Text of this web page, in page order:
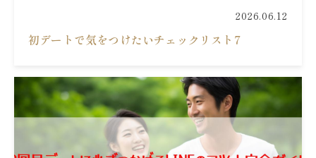
2026.06.12
初デートで気をつけたいチェックリスト7